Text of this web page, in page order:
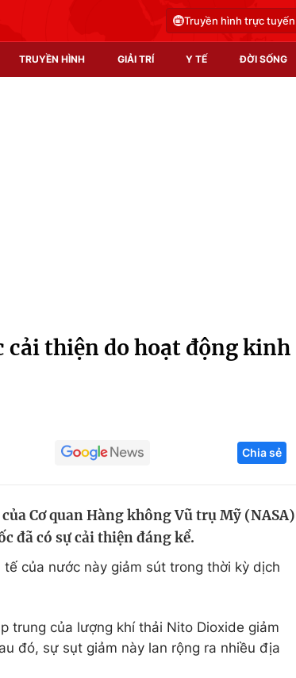
Truyền hình trực tuyến
TRUYỀN HÌNH GIẢI TRÍ Y TẾ ĐỜI SỐNG
Infographic
Tuyển sinh
Hitech Công
Thị trường
cải thiện do hoạt động kinh
Chia sẻ
Cơ quan Hàng không Vũ trụ Mỹ (NASA)
đã có sự cải thiện đáng kể.
của nước này giảm sút trong thời kỳ dịch
trung của lượng khí thải Nito Dioxide giảm
đó, sự sụt giảm này lan rộng ra nhiều địa